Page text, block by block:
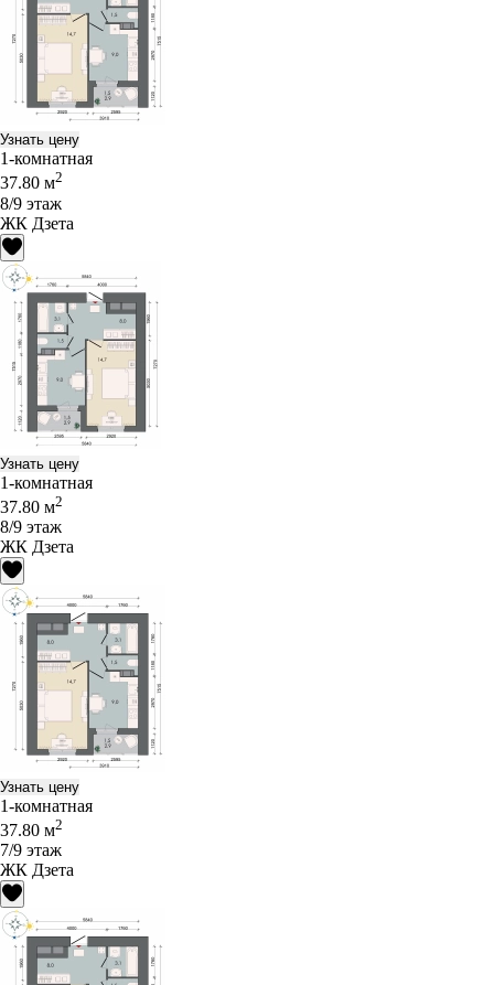
Узнать цену
1-комнатная
37.80 м2
8/9 этаж
ЖК Дзета
Узнать цену
1-комнатная
37.80 м2
8/9 этаж
ЖК Дзета
Узнать цену
1-комнатная
37.80 м2
7/9 этаж
ЖК Дзета